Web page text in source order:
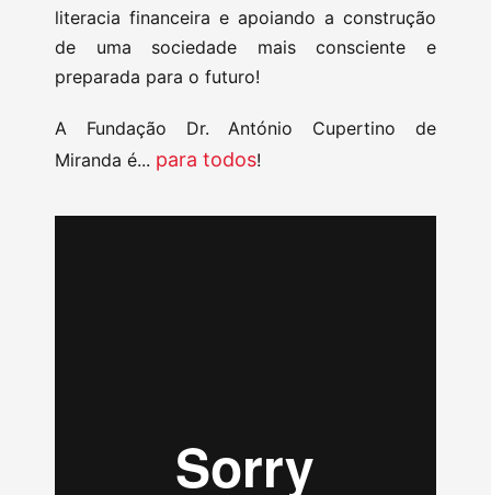
literacia financeira e apoiando a construção
de uma sociedade mais consciente e
preparada para o futuro!
A Fundação Dr. António Cupertino de
Miranda é... para todos!